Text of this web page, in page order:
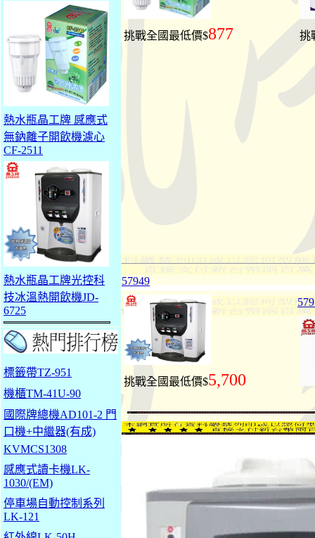
熱水瓶晶工牌 感應式
無鈉離子開飲機濾心
CF-2511
熱水瓶晶工牌光控科
技冰溫熱開飲機JD-
6725
標籤帶TZ-951
機櫃TM-41U-90
國際牌總機AD101-2 門
口機+中繼器(有成)
KVMCS1308
感應式讀卡機LK-
1030/(EM)
停車場自動控制系列
LK-121
挑戰全國最低價$877 挑
57949
挑戰全國最低價$5,700